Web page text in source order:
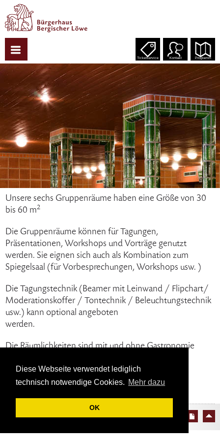
Diese Webseite verwendet lediglich
technisch notwendige Cookies. Mehr dazu
OK
Ticketservice Kontakt Programm
Unsere sechs Gruppenräume haben eine Größe von 30
bis 60 m2
Die Gruppenräume können für Tagungen,
Präsentationen, Workshops und Vorträge genutzt
werden. Sie eignen sich auch als Kombination zum
Spiegelsaal (für Vorbesprechungen, Workshops usw. )
Die Tagungstechnik (Beamer mit Leinwand / Flipchart/
Moderationskoffer / Tontechnik / Beleuchtungstechnik
usw.) kann optional angeboten
werden.
Die Räumlichkeiten sind mit und ohne Gastronomie
© 2026 Bürgerhaus Bergischer Löwe